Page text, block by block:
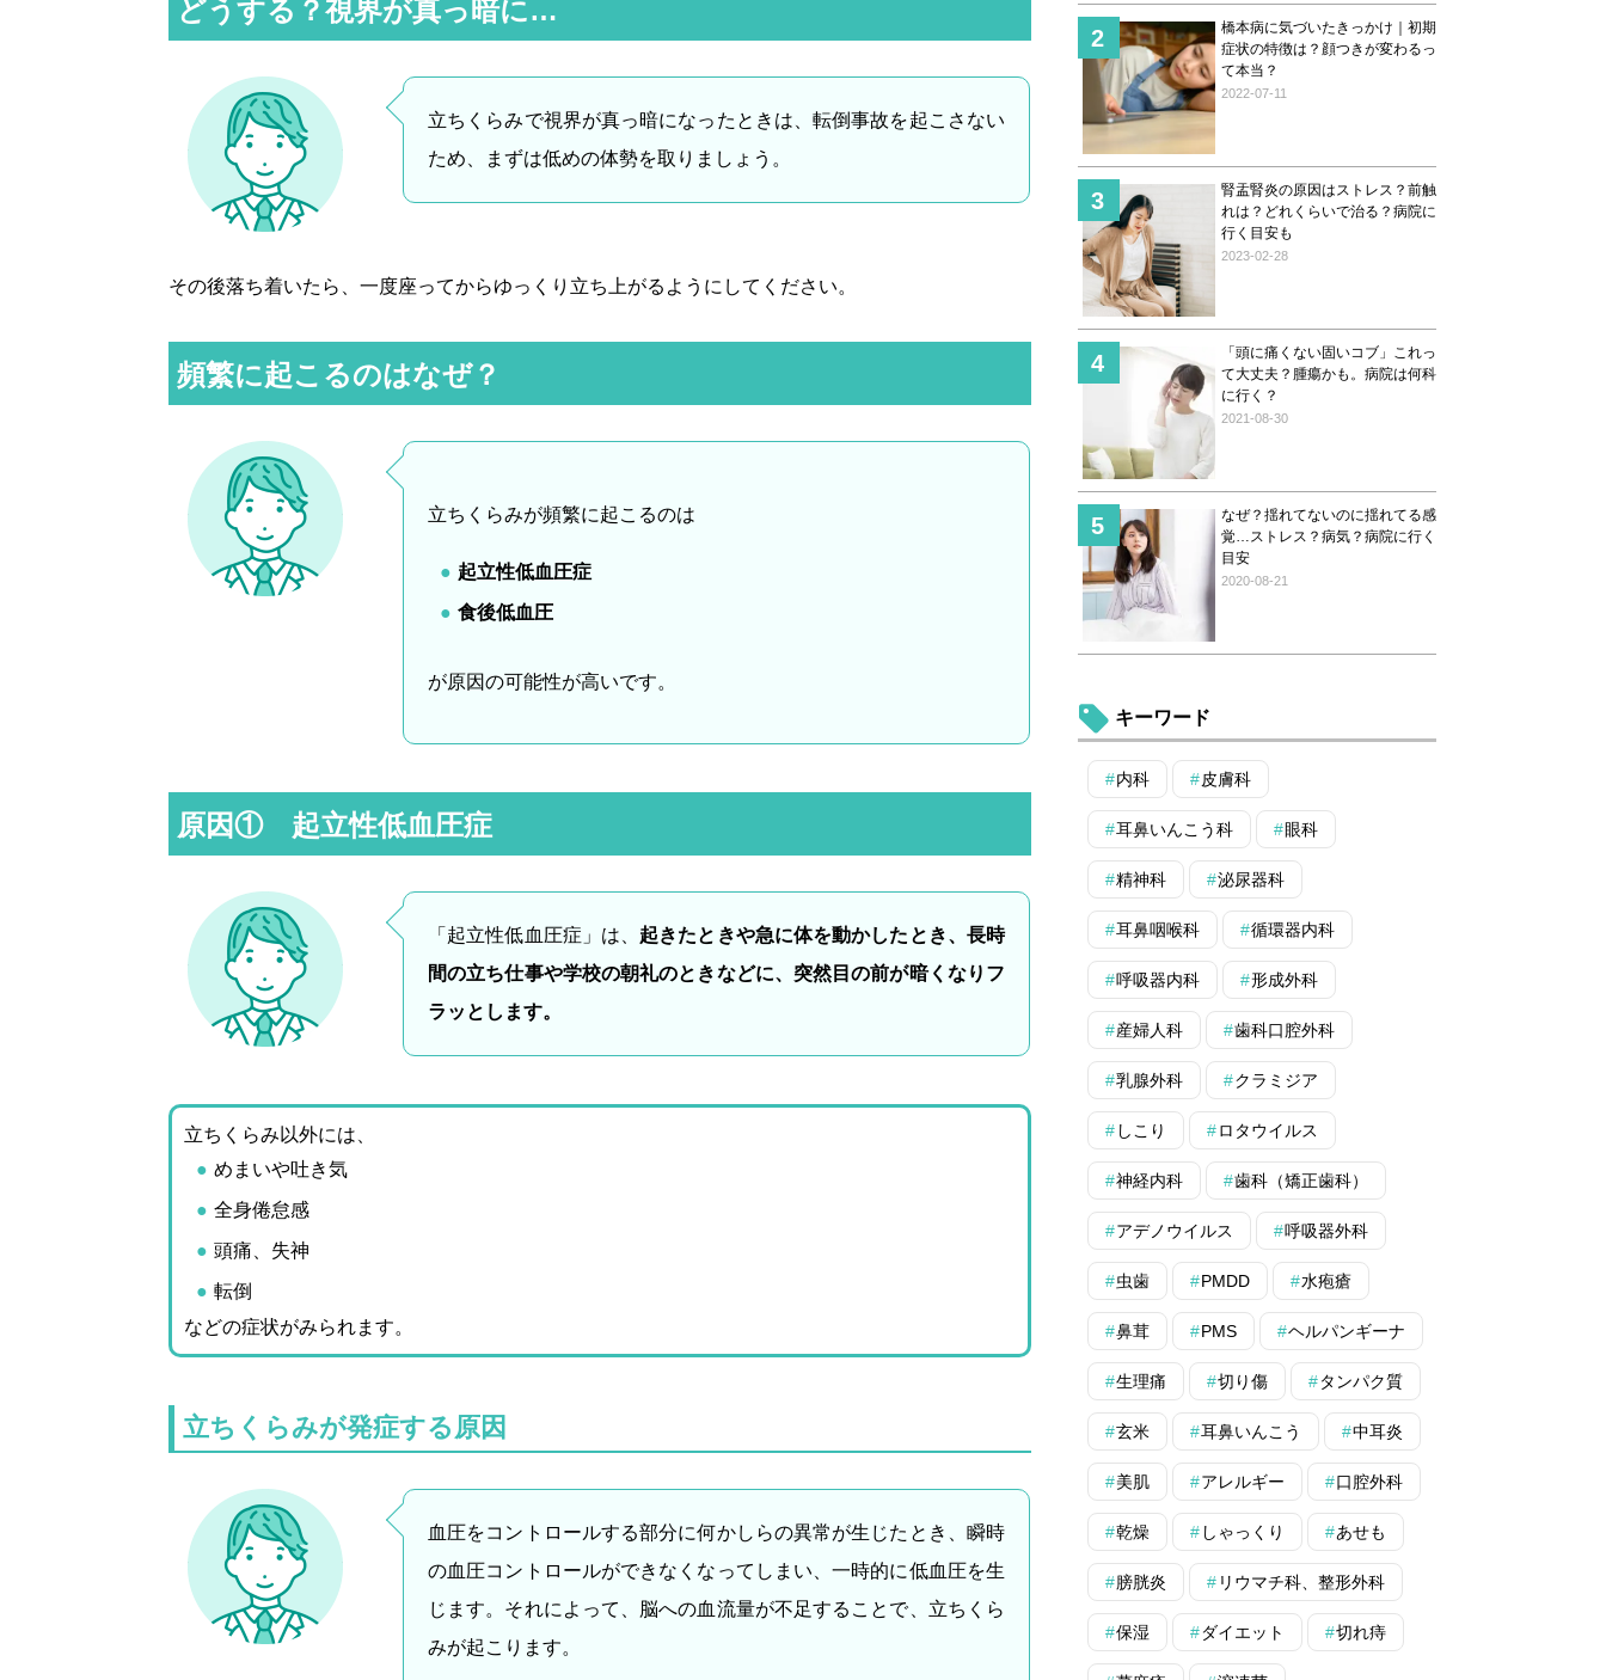
どうする？視界が真っ暗に…
立ちくらみで視界が真っ暗になったときは、転倒事故を起こさない
ため、まずは低めの体勢を取りましょう。
その後落ち着いたら、一度座ってからゆっくり立ち上がるようにしてください。
頻繁に起こるのはなぜ？
立ちくらみが頻繁に起こるのは
起立性低血圧症
食後低血圧
が原因の可能性が高いです。
原因① 起立性低血圧症
「起立性低血圧症」は、 起きたときや急に体を動かしたとき、長時
間の立ち仕事や学校の朝礼のときなどに、突然目の前が暗くなりフ
ラッとします。
立ちくらみ以外には、
めまいや吐き気
全身倦怠感
頭痛、失神
転倒
などの症状がみられます。
立ちくらみが発症する原因
血圧をコントロールする部分に何かしらの異常が生じたとき、瞬時
の血圧コントロールができなくなってしまい、一時的に低血圧を生
じます。それによって、脳への血流量が不足することで、立ちくら
みが起こります。
橋本病に気づいたきっかけ｜初期
症状の特徴は？顔つきが変わるっ
て本当？
2022-07-11
腎盂腎炎の原因はストレス？前触
れは？どれくらいで治る？病院に
行く目安も
2023-02-28
「頭に痛くない固いコブ」これっ
て大丈夫？腫瘍かも。病院は何科
に行く？
2021-08-30
なぜ？揺れてないのに揺れてる感
覚…ストレス？病気？病院に行く
目安
2020-08-21
キーワード
内科 皮膚科
耳鼻いんこう科 眼科
精神科 泌尿器科
耳鼻咽喉科 循環器内科
呼吸器内科 形成外科
産婦人科 歯科口腔外科
乳腺外科 クラミジア
しこり ロタウイルス
神経内科 歯科（矯正歯科）
アデノウイルス 呼吸器外科
虫歯 PMDD 水疱瘡
鼻茸 PMS ヘルパンギーナ
生理痛 切り傷 タンパク質
玄米 耳鼻いんこう 中耳炎
美肌 アレルギー 口腔外科
乾燥 しゃっくり あせも
膀胱炎 リウマチ科、整形外科
保湿 ダイエット 切れ痔